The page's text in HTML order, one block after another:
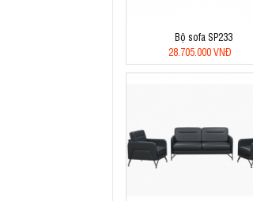
Bộ sofa SP233
28.705.000 VNĐ